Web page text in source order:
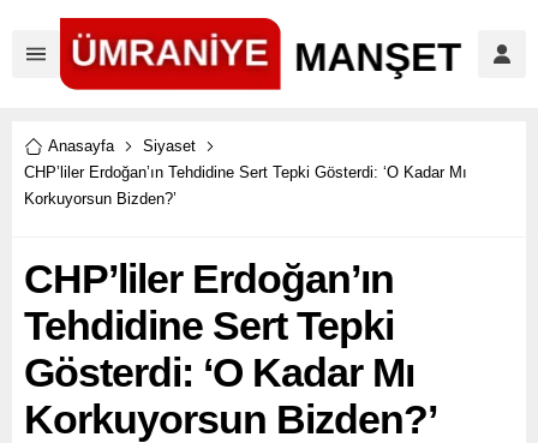
Anasayfa
Siyaset
CHP’liler Erdoğan’ın Tehdidine Sert Tepki Gösterdi: ‘O Kadar Mı
Korkuyorsun Bizden?’
CHP’liler Erdoğan’ın
Tehdidine Sert Tepki
Gösterdi: ‘O Kadar Mı
Korkuyorsun Bizden?’